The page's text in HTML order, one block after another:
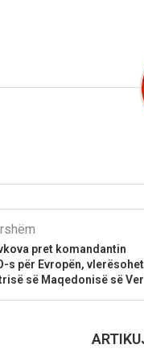
pret komandantin
s për Evropën, vlerësohet
së Maqedonisë së